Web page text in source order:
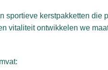
sportieve kerstpakketten
vitaliteit ontwikkelen we